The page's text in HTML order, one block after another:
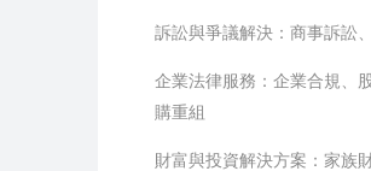
訴訟與爭議解決：商事訴訟
企業法律服務：企業合規、
購重組
財富與投資解決方案：家族